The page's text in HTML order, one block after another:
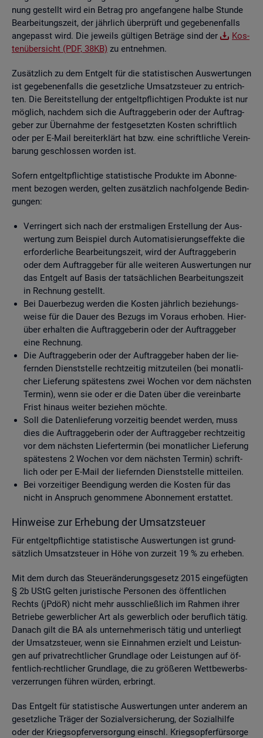
nung ge­stellt wird ein Be­trag pro an­ge­fan­ge­ne halbe Stun­de
Be­ar­bei­tungs­zeit, der jähr­lich über­prüft und ge­ge­be­nen­falls
an­ge­passt wird. Die je­weils gül­ti­gen Be­trä­ge sind der
Kos­
ten­über­sicht (PDF, 38KB) zu ent­neh­men.
Zu­sätz­lich zu dem Ent­gelt für die sta­tis­ti­schen Aus­wer­tun­gen
ist ge­ge­be­nen­falls die ge­setz­li­che Um­satz­steu­er zu ent­rich­
ten. Die Be­reit­stel­lung der ent­gelt­pflich­ti­gen Pro­duk­te ist nur
mög­lich, nach­dem sich die Auf­trag­ge­be­rin oder der Auf­trag­
ge­ber zur Über­nah­me der fest­ge­setz­ten Kos­ten schrift­lich
oder per E-Mail be­reit­er­klärt hat bzw. eine schrift­li­che Ver­ein­
ba­rung ge­schlos­sen wor­den ist.
So­fern ent­gelt­pflich­ti­ge sta­tis­ti­sche Pro­duk­te im Abon­ne­
ment be­zo­gen wer­den, gel­ten zu­sätz­lich nach­fol­gen­de Be­din­
gun­gen:
Ver­rin­gert sich nach der erst­ma­li­gen Er­stel­lung der Aus­
wer­tung zum Bei­spiel durch Au­to­ma­ti­sie­rungs­ef­fek­te die
er­for­der­li­che Be­ar­bei­tungs­zeit, wird der Auf­trag­ge­be­rin
oder dem Auf­trag­ge­ber für alle wei­te­ren Aus­wer­tun­gen nur
das Ent­gelt auf Basis der tat­säch­li­chen Be­ar­bei­tungs­zeit
in Rech­nung ge­stellt.
Bei Dau­er­be­zug wer­den die Kos­ten jähr­lich be­zie­hungs­
wei­se für die Dauer des Be­zugs im Vor­aus er­ho­ben. Hier­
über er­hal­ten die Auf­trag­ge­be­rin oder der Auf­trag­ge­ber
eine Rech­nung.
Die Auf­trag­ge­be­rin oder der Auf­trag­ge­ber haben der lie­
fern­den Dienst­stel­le recht­zei­tig mit­zu­tei­len (bei mo­nat­li­
cher Lie­fe­rung spä­tes­tens zwei Wo­chen vor dem nächs­ten
Ter­min), wenn sie oder er die Daten über die ver­ein­bar­te
Frist hin­aus wei­ter be­zie­hen möch­te.
Soll die Da­ten­lie­fe­rung vor­zei­tig be­en­det wer­den, muss
dies die Auf­trag­ge­be­rin oder der Auf­trag­ge­ber recht­zei­tig
vor dem nächs­ten Lie­fer­ter­min (bei mo­nat­li­cher Lie­fe­rung
spä­tes­tens 2 Wo­chen vor dem nächs­ten Ter­min) schrift­
lich oder per E-Mail der lie­fern­den Dienst­stel­le mit­tei­len.
Bei vor­zei­ti­ger Be­en­di­gung wer­den die Kos­ten für das
nicht in An­spruch ge­nom­me­ne Abon­ne­ment er­stat­tet.
Hin­wei­se zur Er­he­bung der Um­satz­steu­er
Für ent­gelt­pflich­ti­ge sta­tis­ti­sche Aus­wer­tun­gen ist grund­
sätz­lich Um­satz­steu­er in Höhe von zur­zeit 19 % zu er­he­ben.
Mit dem durch das Steu­er­än­de­rungs­ge­setz 2015 ein­ge­füg­ten
§ 2b UStG gel­ten ju­ris­ti­sche Per­so­nen des öf­fent­li­chen
Rechts (jPdöR) nicht mehr aus­schlie­ß­lich im Rah­men ihrer
Be­trie­be ge­werb­li­cher Art als ge­werb­lich oder be­ruf­lich tätig.
Da­nach gilt die BA als un­ter­neh­me­risch tätig und un­ter­liegt
der Um­satz­steu­er, wenn sie Ein­nah­men er­zielt und Leis­tun­
gen auf pri­vat­recht­li­cher Grund­la­ge oder Leis­tun­gen auf öf­
fent­lich-recht­li­cher Grund­la­ge, die zu grö­ße­ren Wett­be­werbs­
ver­zer­run­gen füh­ren wür­den, er­bringt.
Das Ent­gelt für sta­tis­ti­sche Aus­wer­tun­gen unter an­de­rem an
ge­setz­li­che Trä­ger der So­zi­al­ver­si­che­rung, der So­zi­al­hil­fe
oder der Kriegs­op­fer­ver­sor­gung einschl. Kriegs­op­fer­für­sor­ge